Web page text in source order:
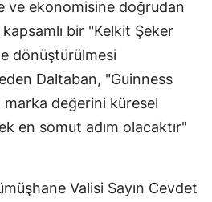
Yozgat
Zonguldak
Aksaray
Bayburt
Kırıkkale
ve ekonomisine doğrudan
bir "Kelkit Şeker
dönüştürülmesi
Daltaban, "Guinness
değerini küresel
en somut adım olacaktır"
Valisi Sayın Cevdet